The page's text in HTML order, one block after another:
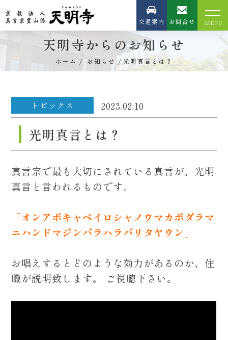
交通案内 お問合せ
天明寺からのお知らせ
ホーム お知らせ 光明真言とは？
トピックス 2023.02.10
光明真言とは？
真言宗で最も大切にされている真言が、光明
真言と言われるものです。
「オンアボキャベイロシャノウマカボダラマ
ニハンドマジンバラハラバリタヤウン」
お唱えするとどのような効力があるのか、住
職が説明致します。 ご視聴下さい。